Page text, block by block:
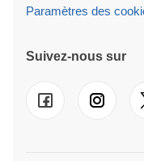
Paramètres des
Suivez-nous sur